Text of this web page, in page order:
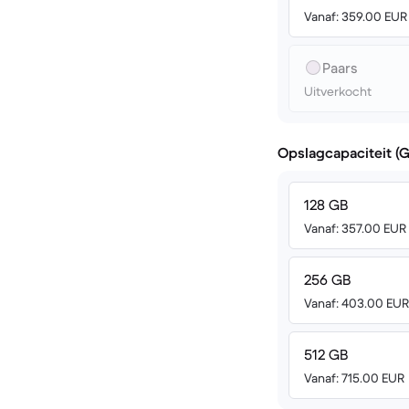
Vanaf: 359.00 EUR
Paars
Uitverkocht
Opslagcapaciteit
128 GB
Vanaf: 357.00 EUR
256 GB
Vanaf: 403.00 EUR
512 GB
Vanaf: 715.00 EUR